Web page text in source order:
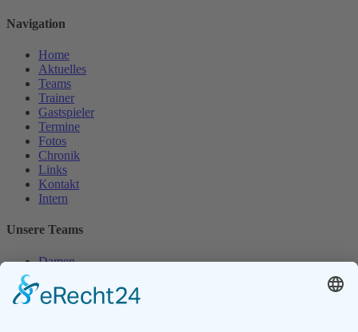
Navigation
Home
Aktuelles
Teams
Trainer
Gastspieler
Termine
Fotos
Chronik
Links
Kontakt
Intern
Unsere Teams
Damen
Herren
Herren 30